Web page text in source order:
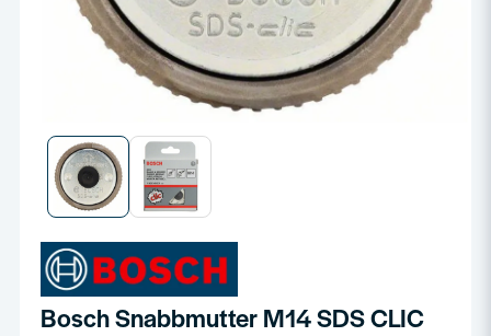
Bosch Snabbmutter M14 SDS CLIC